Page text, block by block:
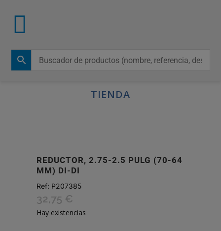
TIENDA
REDUCTOR, 2.75-2.5 PULG (70-64
MM) DI-DI
Ref: P207385
32,75 €
Hay existencias